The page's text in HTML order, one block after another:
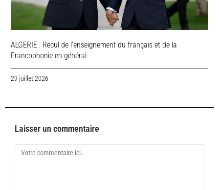
ALGERIE : Recul de l’enseignement du français et de la
Francophonie en général
29 juillet 2026
Laisser un commentaire